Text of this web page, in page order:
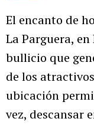
El encanto de
La Parguera,
bullicio que
de los
ubicación
vez, descansar